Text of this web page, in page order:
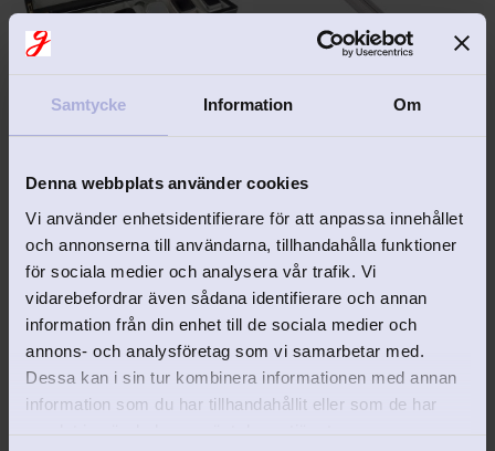
Samtycke Information Om
Denna webbplats använder cookies
Vi använder enhetsidentifierare för att anpassa innehållet
och annonserna till användarna, tillhandahålla funktioner
för sociala medier och analysera vår trafik. Vi
vidarebefordrar även sådana identifierare och annan
information från din enhet till de sociala medier och
annons- och analysföretag som vi samarbetar med.
Dessa kan i sin tur kombinera informationen med annan
information som du har tillhandahållit eller som de har
samlat in när du har använt deras tjänster.
EJ GRAVERINGSBAR
svart
Elegant klockförvaring med
plats för 6 st klockor
649 kr
gravyrfält äkta silver
för den äkta konnässören.
Med personlig gravyr.
1 795kr